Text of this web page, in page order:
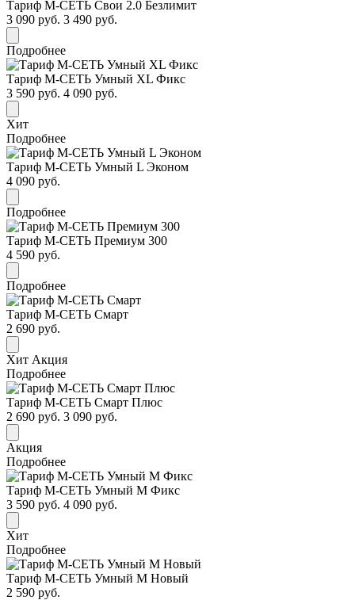
Тариф М-СЕТЬ Свои 2.0 Безлимит
3 090 руб. 3 490 руб.
Подробнее
Тариф М-СЕТЬ Умный XL Фикс
3 590 руб. 4 090 руб.
Хит
Подробнее
Тариф М-СЕТЬ Умный L Эконом
4 090 руб.
Подробнее
Тариф М-СЕТЬ Премиум 300
4 590 руб.
Подробнее
Тариф М-СЕТЬ Смарт
2 690 руб.
Хит Акция
Подробнее
Тариф М-СЕТЬ Смарт Плюс
2 690 руб. 3 090 руб.
Акция
Подробнее
Тариф М-СЕТЬ Умный М Фикс
3 590 руб. 4 090 руб.
Хит
Подробнее
Тариф М-СЕТЬ Умный М Новый
2 590 руб.